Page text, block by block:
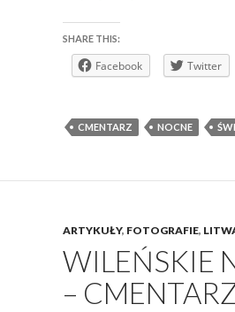
SHARE THIS:
Facebook Twitter
CMENTARZ NOCNE
ARTYKUŁY, FOTOGRAFIE,
WILEŃSKIE
–